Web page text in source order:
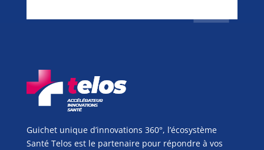
Guichet unique d’innovations 360°, l’écosystème
Santé Telos est le partenaire pour répondre à vos